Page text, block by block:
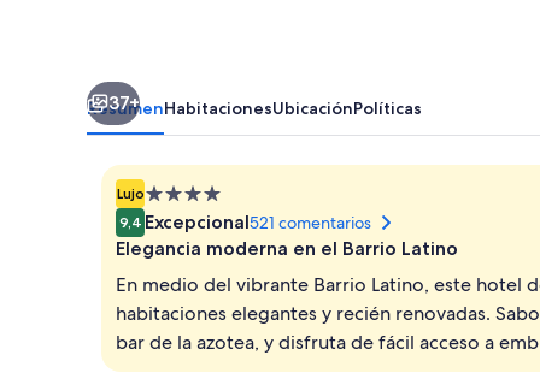
37+
ResumenHabitacionesUbicaciónPolíticas
LujoAlojamiento
de
4.0 estrellas
9,4 Excepcional521 comentarios
Elegancia moderna en el Barrio Latino
En medio del vibrante Barrio Latino, este hotel
habitaciones elegantes y recién renovadas.
bar de la azotea, y disfruta de fácil acceso a